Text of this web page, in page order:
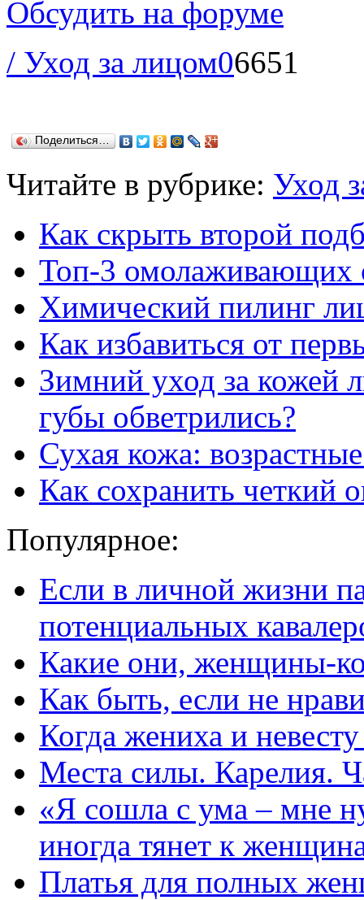
Обсудить на форуме
/ Уход за лицом06651
Поделиться…
Читайте в рубрике: Уход
Как скрыть второй
Топ-3 омолаживающих
Химический пилинг
Как избавиться от
Зимний уход за кожей
губы обветрились?
Сухая кожа:
Как сохранить четкий
Популярное:
Если в личной жизни
потенциальных
Какие они, женщины-
Как быть, если не
Когда жениха и
Места силы. Карелия.
«Я сошла с ума – мне
иногда тянет к
Платья для полных